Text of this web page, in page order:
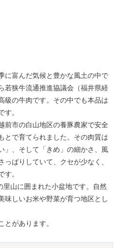
に富んだ気候と豊かな風土の中で
若狭牛流通推進協議会（福井県経
級の牛肉です。その中でも本品は
す。
前市の白山地区の養豚農家で安全
とで育てられました。その肉質は
」、そして「きめ」の細かさ、風
ぱりしていて、クセが少なく、
す。
里山に囲まれた小盆地です。自然
味しいお米や野菜が育つ地区とし
があります。